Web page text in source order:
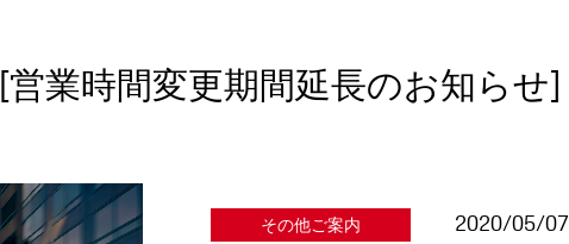
[営業時間変更期間延長のお知らせ]
その他ご案内 2020/05/07